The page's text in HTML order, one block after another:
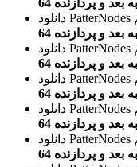
دانلود PatterNodes
دانلود PatterNodes
دانلود PatterNodes
دانلود PatterNodes
دانلود PatterNodes